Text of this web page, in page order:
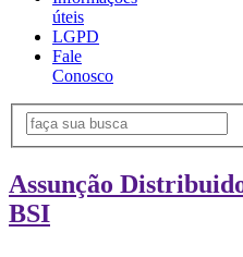
úteis
LGPD
Fale
Conosco
Assunção
BSI